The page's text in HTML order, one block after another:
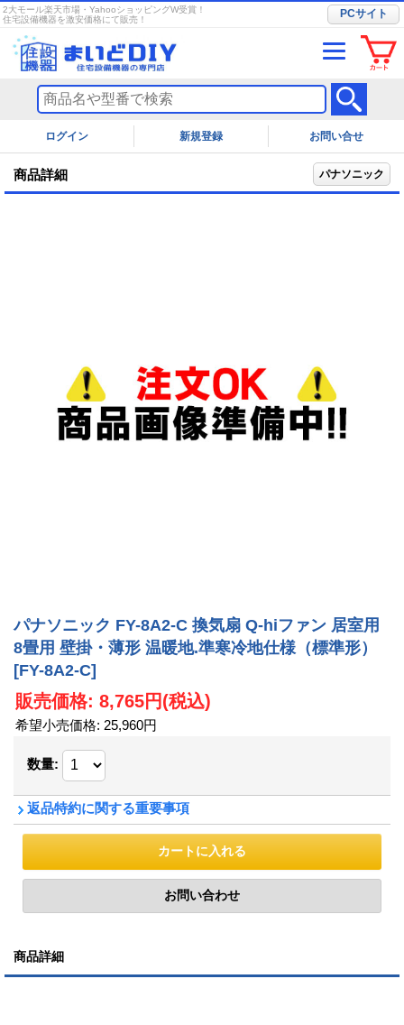
2大モール楽天市場・YahooショッピングW受賞！
住宅設備機器を激安価格にて販売！
PCサイト
ログイン お問い合せ
商品詳細 パナソニック
パナソニック FY-8A2-C 換気扇 Q-hiファン 居室用
8畳用 壁掛・薄形 温暖地.準寒冷地仕様（標準形）
[FY-8A2-C]
販売価格: 8,765円(税込)
希望小売価格: 25,960円
数量:
返品特約に関する重要事項
商品詳細